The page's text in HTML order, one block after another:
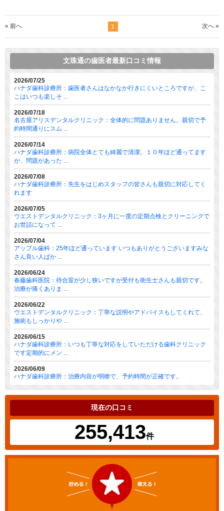
« 前へ 1 次へ »
文珠通の歯医者最新口コミ情報
2026/07/25
ハナダ歯科診療所：歯医者さんはなかなか行きにくいところですが、こ
こはいつも楽しそ ...
2026/07/18
名古屋アリスデンタルクリニック：全体的に問題ありません。親切で予
約時間通りにスム ...
2026/07/14
ハナダ歯科診療所：病院全体とても綺麗で清潔。１０年ほど通ってます
が、問題があった ...
2026/07/08
ハナダ歯科診療所：先生をはじめスタッフの皆さんも親切に対応してく
れます
2026/07/05
ウエストデンタルクリニック：3ヶ月に一度の定期点検とクリーニングで
お世話になって ...
2026/07/04
アップル歯科：25年ほど通っています いつもありがとうございますみな
さん良い人ばか ...
2026/06/24
春藤歯科医院：待合室が少し狭いですが受付も衛生士さんも親切です。
治療が痛くありま ...
2026/06/22
ウエストデンタルクリニック：丁寧な説明やアドバイスもしてくれて、
施術もしっかりや ...
2026/06/15
ハナダ歯科診療所：いつも丁寧な対応をしていただける歯科クリニック
です定期的にメン ...
2026/06/09
ハナダ歯科診療所：治療内容が明瞭で、予約時間が正確です。
現在の口コミ
255,413件